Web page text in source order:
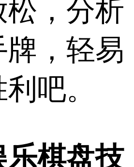
松，分析
，轻易
吧。
乐棋盘技